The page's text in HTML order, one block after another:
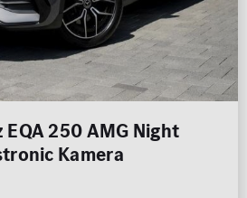
250 AMG Night
Kamera